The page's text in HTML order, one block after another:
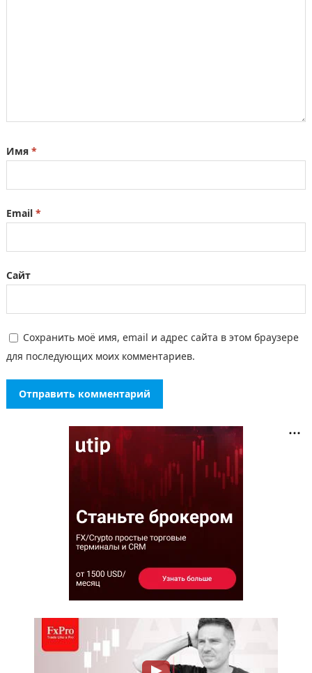
Имя *
Email *
Сайт
Сохранить моё имя, email и адрес сайта в этом браузере
для последующих моих комментариев.